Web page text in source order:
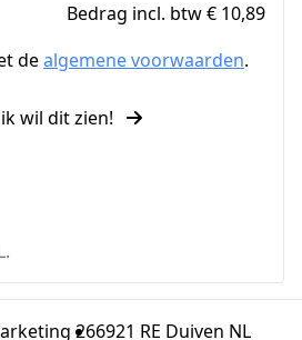
Bedrag incl. btw € 10,89
dealgemene voorwaarden.
ik wil dit zien!
266921 RE Duiven NL